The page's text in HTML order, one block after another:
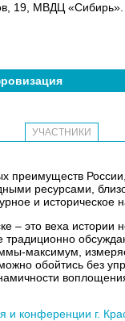
19, МВДЦ «Сибирь».
УЧАСТНИКИ
преимуществ
ресурсами,
и историческое
– это веха истории
максимум,
обойтись без
воплощения
конференции г.